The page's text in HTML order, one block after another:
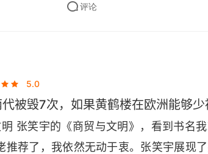
是记录一次消费或收入，然后写下金额
账法记账时，记下现金 - 100 就可以了
立两个账户，一个是现金账户，一个是
账户” 记录 + 100（一本价值 100 元的
确定收支账户的平衡。复式记账法最
评论
5.0
被毁7次，如果黄鹤楼在欧洲能够少
张笑宇的《商贸与文明》，看到书名
推荐了，我依然无动于衷。张笑宇展现